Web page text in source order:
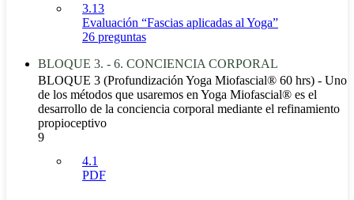
3.13
Evaluación “Fascias aplicadas al Yoga”
26 preguntas
BLOQUE 3. - 6. CONCIENCIA CORPORAL
BLOQUE 3 (Profundización Yoga Miofascial® 60 hrs) - Uno
de los métodos que usaremos en Yoga Miofascial® es el
desarrollo de la conciencia corporal mediante el refinamiento
propioceptivo
9
4.1
PDF